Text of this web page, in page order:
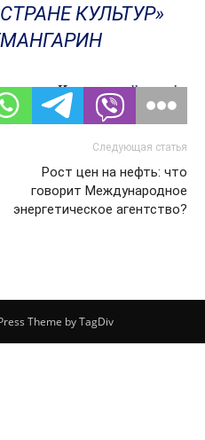
КУЛЬТУР»
Источник: dknews.kz
Следующая статья
Рост цен на нефть: что
говорит Международное
энергетическое агентство?
Theme by TagDiv